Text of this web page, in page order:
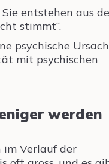
entstehen aus
stimmt“.
psychische
mit psychischen
werden
im Verlauf der